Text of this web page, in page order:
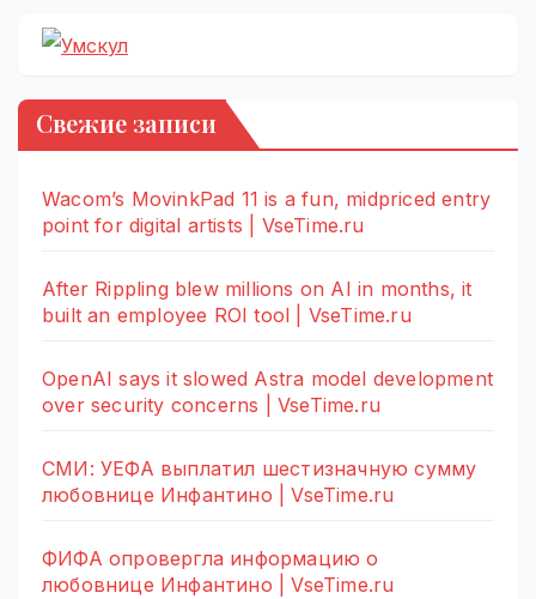
Свежие записи
Wacom’s MovinkPad 11 is a fun, midpriced entry
point for digital artists | VseTime.ru
After Rippling blew millions on AI in months, it
built an employee ROI tool | VseTime.ru
OpenAI says it slowed Astra model development
over security concerns | VseTime.ru
СМИ: УЕФА выплатил шестизначную сумму
любовнице Инфантино | VseTime.ru
ФИФА опровергла информацию о
любовнице Инфантино | VseTime.ru